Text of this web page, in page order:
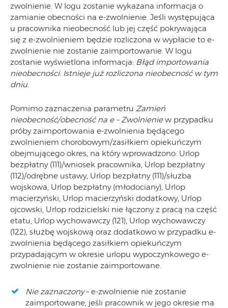
zwolnienie. W logu zostanie wykazana informacja o
zamianie obecności na e-zwolnienie. Jeśli występująca
u pracownika nieobecność lub jej część pokrywająca
się z e-zwolnieniem będzie rozliczona w wypłacie to e-
zwolnienie nie zostanie zaimportowanie. W logu
zostanie wyświetlona informacja: Błąd importowania
nieobecności: Istnieje już rozliczona nieobecność w tym
dniu.
Pomimo zaznaczenia parametru Zamień
nieobecność/obecność na e – Zwolnieniew przypadku
próby zaimportowania e-zwolnienia będącego
zwolnieniem chorobowym/zasiłkiem opiekuńczym
obejmującego okres, na który wprowadzono: Urlop
bezpłatny (111)/wniosek pracownika, Urlop bezpłatny
(112)/odrębne ustawy, Urlop bezpłatny (111)/służba
wojskowa, Urlop bezpłatny (młodociany), Urlop
macierzyński, Urlop macierzyński dodatkowy, Urlop
ojcowski, Urlop rodzicielski nie łączony z pracą na część
etatu, Urlop wychowawczy (121), Urlop wychowawczy
(122), służbę wojskową oraz dodatkowo w przypadku e-
zwolnienia będącego zasiłkiem opiekuńczym
przypadającym w okresie urlopu wypoczynkowego e-
zwolnienie nie zostanie zaimportowane.
Nie zaznaczony– e-zwolnienie nie zostanie
zaimportowane, jeśli pracownik w jego okresie ma